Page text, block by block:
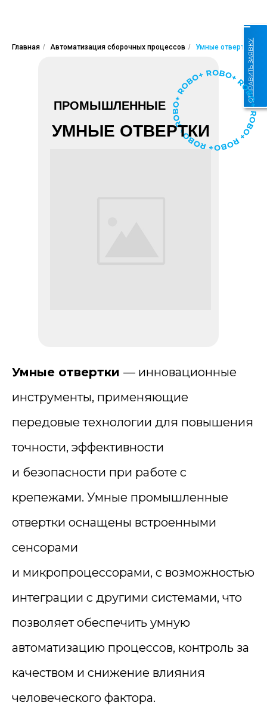
ОТПРАВИТЬ ЗАЯВКУ
Главная / Автоматизация сборочных процессов / Умные отвертки
УМНЫЕ ОТВЕРТКИ
ПРОМЫШЛЕННЫЕ
Умные отвертки — инновационные
инструменты, применяющие
передовые технологии для повышения
точности, эффективности
и безопасности при работе с
крепежами. Умные промышленные
отвертки оснащены встроенными
сенсорами
и микропроцессорами, с возможностью
интеграции с другими системами, что
позволяет обеспечить умную
автоматизацию процессов, контроль за
качеством и снижение влияния
человеческого фактора.